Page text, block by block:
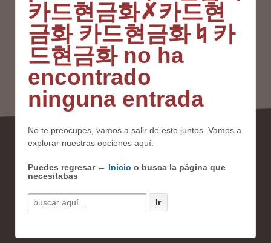
카드현금화✗카드현
금화 카드현금화♮카
드현금화 no ha
encontrado
ninguna entrada
No te preocupes, vamos a salir de esto juntos. Vamos a
explorar nuestras opciones aquí.
Puedes regresar ← Inicio o busca la página que
necesitabas
Buscar por: